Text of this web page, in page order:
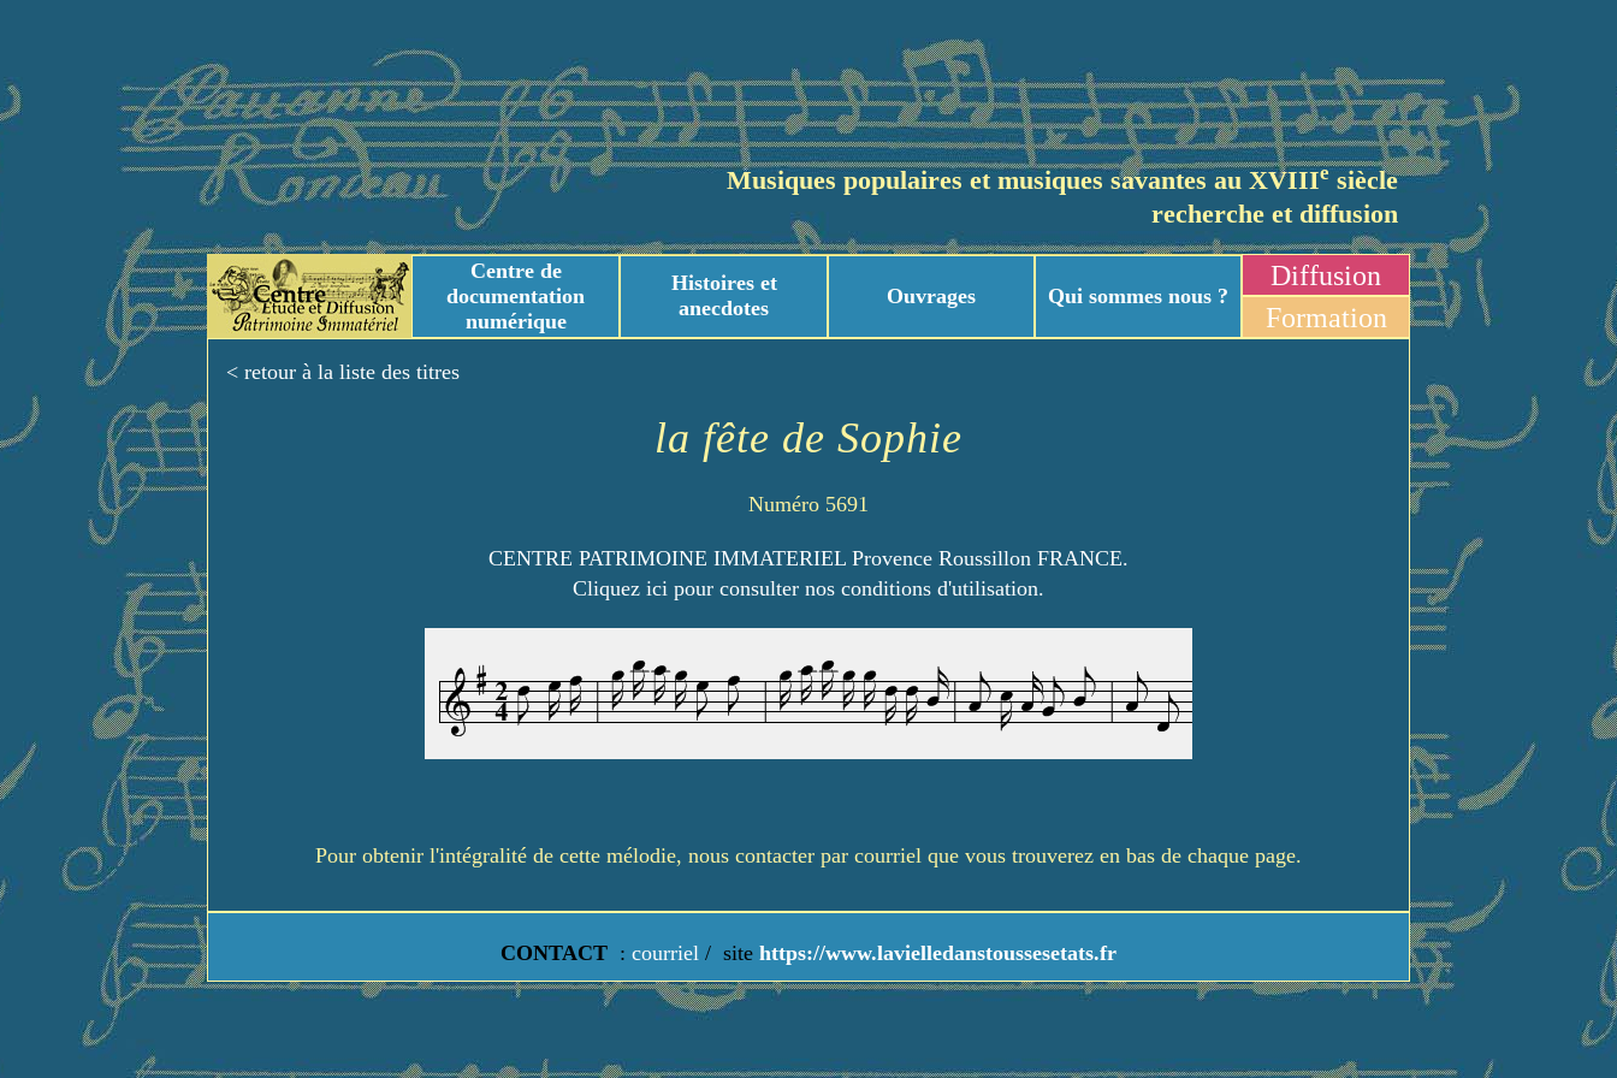
Musiques populaires et musiques savantes au XVIIIesiècle
recherche et diffusion
Centre de
documentation
numérique
Histoires et
anecdotes
Ouvrages Qui sommes nous ?
Diffusion
Formation
< retour à la liste des titres
la fête de Sophie
Numéro 5691
CENTRE PATRIMOINE IMMATERIEL Provence Roussillon FRANCE.
Cliquez ici pour consulter nos conditions d'utilisation.
Pour obtenir l'intégralité de cette mélodie, nous contacter par courriel que vous trouverez en bas de chaque page.
CONTACT : courriel / site https://www.lavielledanstoussesetats.fr